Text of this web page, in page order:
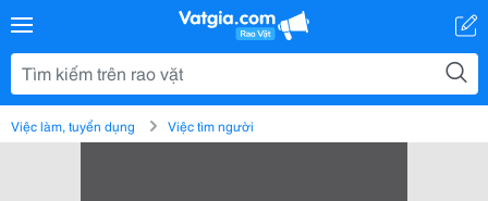
Việc làm, tuyển dụng Việc tìm người